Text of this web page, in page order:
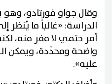
وقال جواو فورتادو،
الدراسة: «غالباً ما يُنظر
أمر حتمي لا مفر منه،
واضحة ومحدّدة، ويمكن
عليه».